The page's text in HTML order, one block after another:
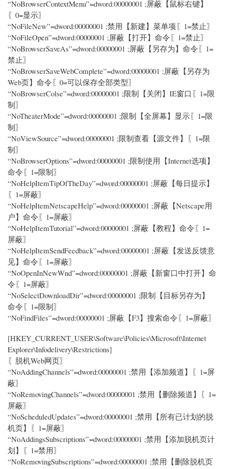
“NoBrowserContextMenu”=dword:00000001 ;屏蔽【鼠标右键】
〖0=显示〗
“NoFileNew”=dword:00000001 ;禁用【新建】菜单项〖1=禁止〗
“NoFileOpen”=dword:00000001 ;屏蔽【打开】命令〖1=禁止〗
“NoBrowserSaveAs”=dword:00000001 ;屏蔽【另存为】命令〖1=
禁止〗
“NoBrowserSaveWebComplete”=dword:00000001 ;屏蔽【另存为
Web页】命令〖0=可以保存全部类型〗
“NoBrowserColse”=dword:00000001 ;限制【关闭】IE窗口〖1=限
制〗
“NoTheaterMode”=dword:00000001 ;限制【全屏幕】显示〖1=限
制〗
“NoViewSource”=dword:00000001 ;限制查看【源文件】〖1=限
制〗
“NoBrowserOptions”=dword:00000001 ;限制使用【Internet选项】
命令〖1=限制〗
“NoHelpItemTipOfTheDay”=dword:00000001 ;屏蔽【每日提示】
〖1=屏蔽〗
“NoHelpItemNetscapeHelp”=dword:00000001 ;屏蔽【Netscape用
户】命令〖1=屏蔽〗
“NoHelpItemTutorial”=dword:00000001 ;屏蔽【教程】命令〖1=
屏蔽〗
“NoHelpItemSendFeedback”=dword:00000001 ;屏蔽【发送反馈意
见】命令〖1=屏蔽〗
“NoOpenInNewWnd”=dword:00000001 ;屏蔽【新窗口中打开】命
令〖1=屏蔽〗
“NoSelectDownloadDir”=dword:00000001 ;限制【目标另存为】
命令〖1=限制〗
“NoFindFiles”=dword:00000001 ;屏蔽【F3】搜索命令〖1=屏蔽〗
[HKEY_CURRENT_USER\Software\Policies\Microsoft\Internet
Explorer\Infodelivery\Restrictions]
〖脱机Web网页〗
“NoAddingChannels”=dword:00000001 ;禁用【添加频道】〖1=屏
蔽〗
“NoRemovingChannels”=dword:00000001 ;禁用【删除频道】〖1=
屏蔽〗
“NoScheduledUpdates”=dword:00000001 ;禁用【所有已计划的脱
机页】〖1=屏蔽〗
“NoAddingsSubscriptions”=dword:00000001 ;禁用【添加脱机页计
划】〖1=禁用〗
“NoRemovingSubscriptions”=dword:00000001 ;禁用【删除脱机页